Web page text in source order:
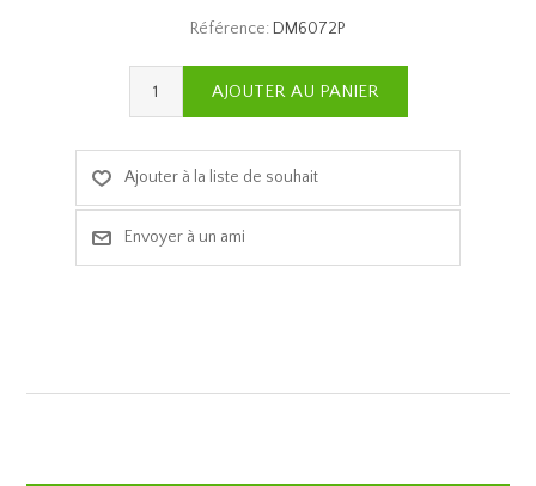
Référence: DM6072P